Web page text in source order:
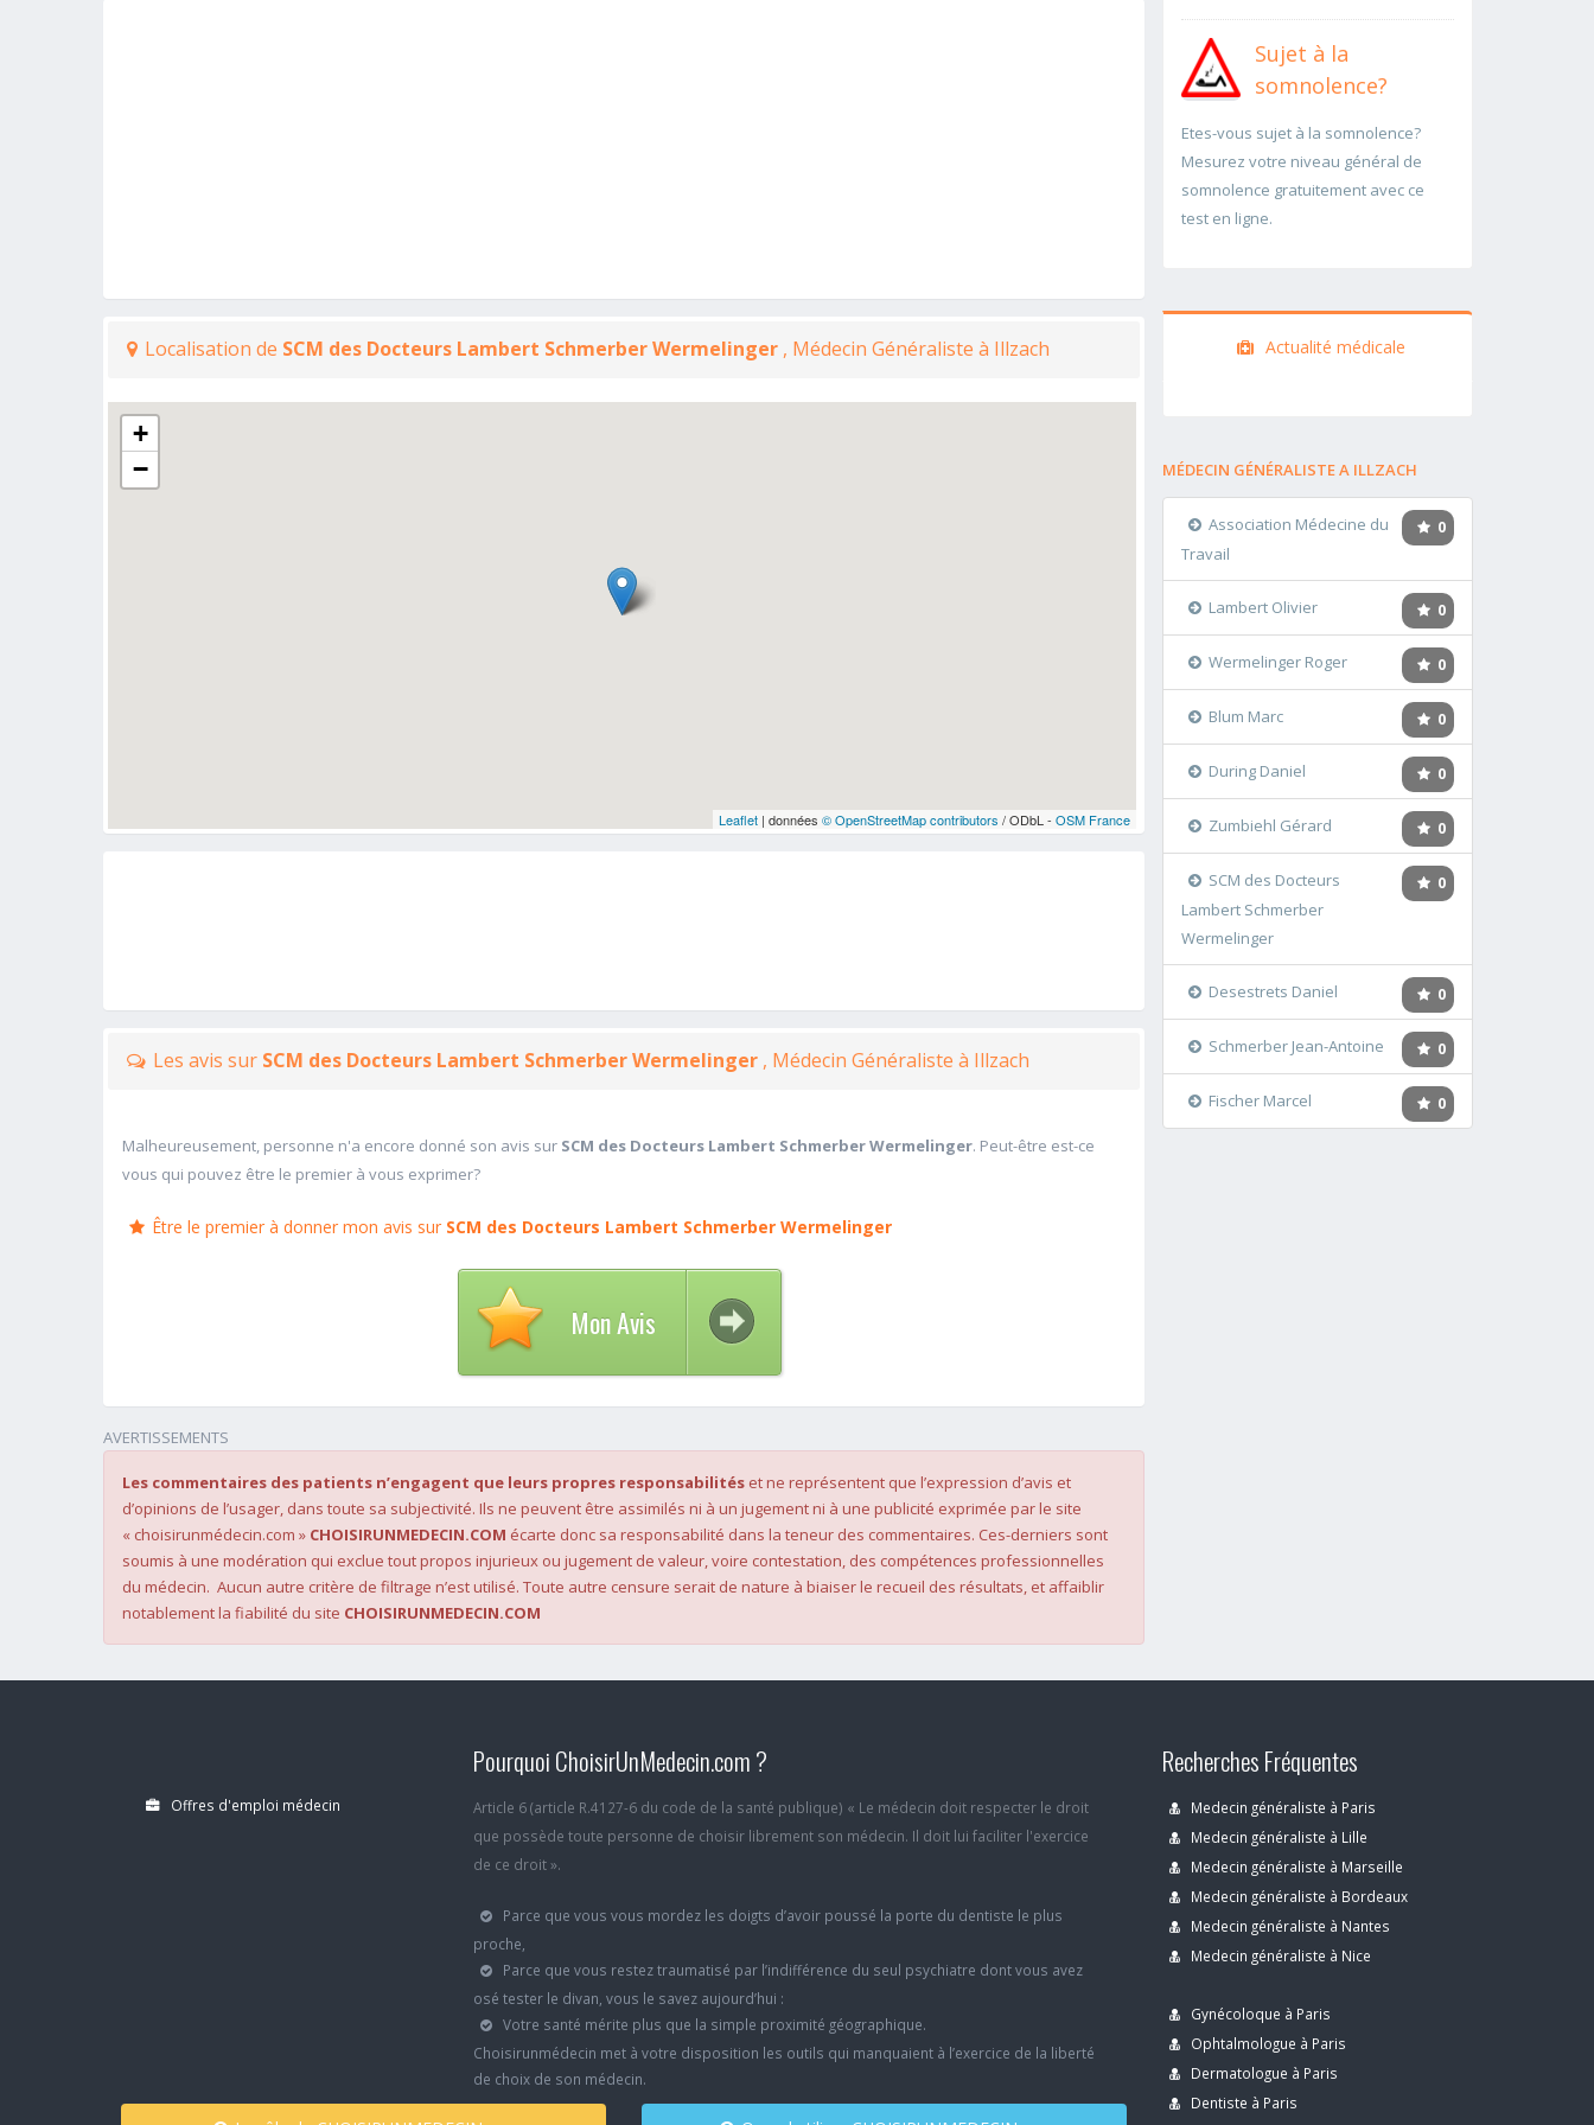
Localisation de SCM des Docteurs Lambert Schmerber Wermelinger , Médecin Généraliste à Illzach
+
−
Leaflet| données © OpenStreetMap contributors / ODbL - OSM France
Les avis sur SCM des Docteurs Lambert Schmerber Wermelinger , Médecin Généraliste à Illzach
Malheureusement, personne n'a encore donné son avis sur SCM des Docteurs Lambert Schmerber Wermelinger. Peut-être est-ce
vous qui pouvez être le premier à vous exprimer?
Être le premier à donner mon avis sur SCM des Docteurs Lambert Schmerber Wermelinger
Mon Avis
AVERTISSEMENTS
Les commentaires des patients n’engagent que leurs propres responsabilités et ne représentent que l’expression d’avis et
d’opinions de l’usager, dans toute sa subjectivité. Ils ne peuvent être assimilés ni à un jugement ni à une publicité exprimée par le site
« choisirunmédecin.com » CHOISIRUNMEDECIN.COM écarte donc sa responsabilité dans la teneur des commentaires. Ces-derniers sont
soumis à une modération qui exclue tout propos injurieux ou jugement de valeur, voire contestation, des compétences professionnelles
du médecin. Aucun autre critère de filtrage n’est utilisé. Toute autre censure serait de nature à biaiser le recueil des résultats, et affaiblir
notablement la fiabilité du site CHOISIRUNMEDECIN.COM
Sujet à la
somnolence?
Etes-vous sujet à la somnolence?
Mesurez votre niveau général de
somnolence gratuitement avec ce
test en ligne.
Actualité médicale
MÉDECIN GÉNÉRALISTE A ILLZACH
0
Association Médecine du
Travail
0
Lambert Olivier
0
Wermelinger Roger
0
Blum Marc
0
During Daniel
0
Zumbiehl Gérard
0
SCM des Docteurs
Lambert Schmerber
Wermelinger
0
Desestrets Daniel
0
Schmerber Jean-Antoine
0
Fischer Marcel
Offres d'emploi médecin
Pourquoi ChoisirUnMedecin.com ?
Article 6 (article R.4127-6 du code de la santé publique) « Le médecin doit respecter le droit
que possède toute personne de choisir librement son médecin. Il doit lui faciliter l'exercice
de ce droit ».
Parce que vous vous mordez les doigts d’avoir poussé la porte du dentiste le plus
proche,
Parce que vous restez traumatisé par l’indifférence du seul psychiatre dont vous avez
osé tester le divan, vous le savez aujourd’hui :
Votre santé mérite plus que la simple proximité géographique.
Choisirunmédecin met à votre disposition les outils qui manquaient à l’exercice de la liberté
de choix de son médecin.
Recherches Fréquentes
Medecin généraliste à Paris
Medecin généraliste à Lille
Medecin généraliste à Marseille
Medecin généraliste à Bordeaux
Medecin généraliste à Nantes
Medecin généraliste à Nice
Gynécoloque à Paris
Ophtalmologue à Paris
Dermatologue à Paris
Dentiste à Paris